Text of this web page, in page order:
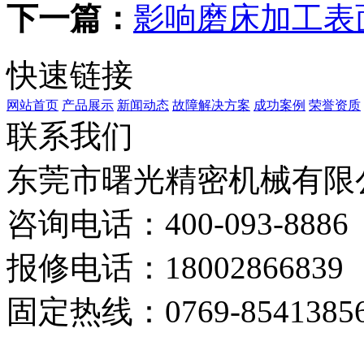
下一篇： 影响磨床加工
快速链接
网站首页 产品展示 新闻动态 故障解决方案 成功案例 荣誉资质
联系我们
东莞市曙光精密机械有限
咨询电话：400-093-8886
报修电话：18002866839
固定热线：0769-